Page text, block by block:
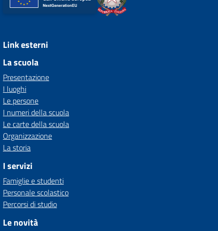
Link esterni
La scuola
Presentazione
I luoghi
Le persone
I numeri della scuola
Le carte della scuola
Organizzazione
La storia
I servizi
Famiglie e studenti
Personale scolastico
Percorsi di studio
Le novità